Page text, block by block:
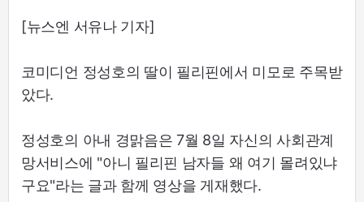
[뉴스엔 서유나 기자]
코미디언 정성호의 딸이 필리핀에서 미모로 주목받
았다.
정성호의 아내 경맑음은 7월 8일 자신의 사회관계
망서비스에 "아니 필리핀 남자들 왜 여기 몰려있냐
구요"라는 글과 함께 영상을 게재했다.